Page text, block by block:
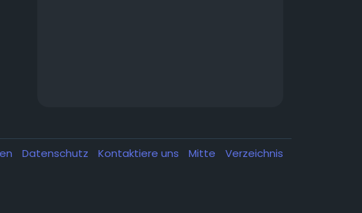
Datenschutz Kontaktiere uns Mitte Verzeichnis